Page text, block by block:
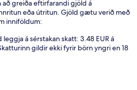
greiða eftirfarandi gjöld á
eða útritun. Gjöld gætu verið með
inniföldum:
á sérstakan skatt: 3.48 EUR á
gildir ekki fyrir börn yngri en 18